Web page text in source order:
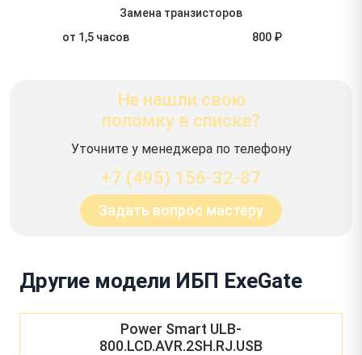
Замена транзисторов
от 1,5 часов
800 ₽
Не нашли свою
поломку в списке?
Уточните у менеджера по телефону
+7 (495) 156-32-87
Задать вопрос мастеру
Другие модели ИБП ExeGate
Power Smart ULB-
800.LCD.AVR.2SH.RJ.USB